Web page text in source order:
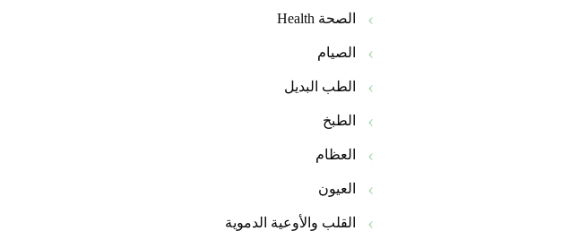
الصحة Health
الصيام
الطب البديل
الطبخ
العظام
العيون
القلب والأوعية الدموية